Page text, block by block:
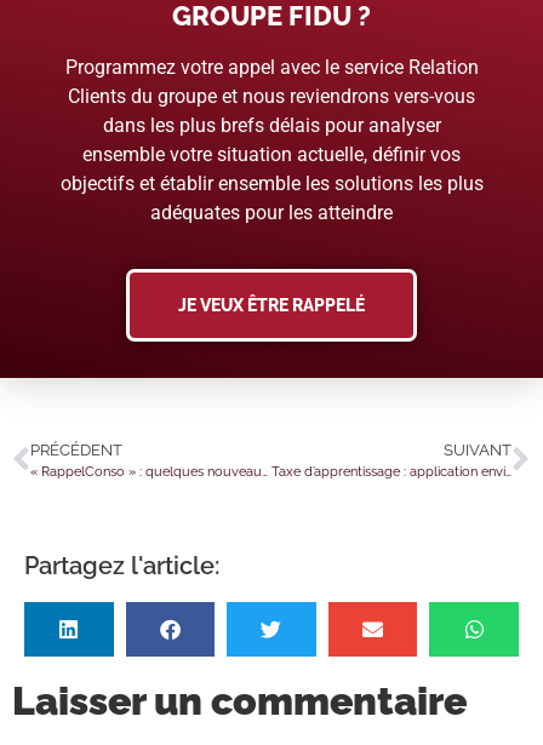
GROUPE FIDU ?
Programmez votre appel avec le service Relation
Clients du groupe et nous reviendrons vers-vous
dans les plus brefs délais pour analyser
ensemble votre situation actuelle, définir vos
objectifs et établir ensemble les solutions les plus
adéquates pour les atteindre
JE VEUX ÊTRE RAPPELÉ
PRÉCÉDENT
« RappelConso » : quelques nouveautés à noter…
SUIVANT
Taxe d’apprentissage : application envisagée dès mars 2026 pour les associations
Partagez l'article:
Laisser un commentaire